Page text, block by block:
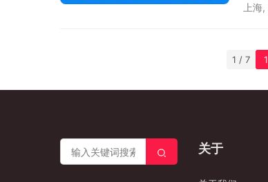
上海,
1 / 7 1
关于